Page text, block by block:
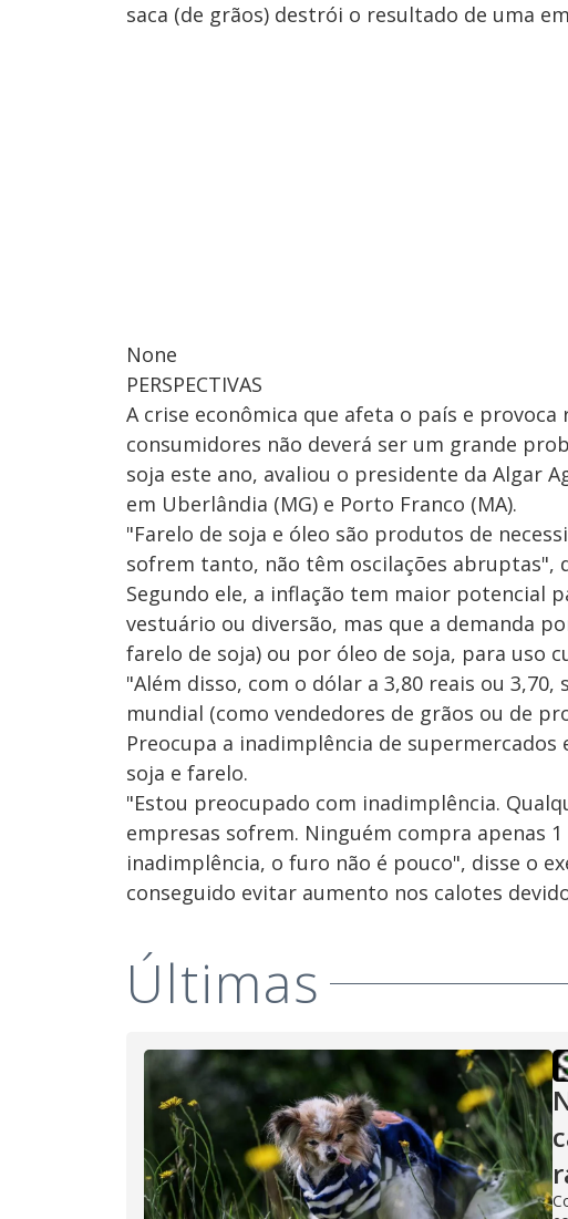
saca (de grãos) destrói o resultado de uma
None
PERSPECTIVAS
A crise econômica que afeta o país e
consumidores não deverá ser um grande
soja este ano, avaliou o presidente da Algar
em Uberlândia (MG) e Porto Franco (MA).
"Farelo de soja e óleo são produtos de
sofrem tanto, não têm oscilações abruptas",
Segundo ele, a inflação tem maior potencial
vestuário ou diversão, mas que a demanda
farelo de soja) ou por óleo de soja, para uso
"Além disso, com o dólar a 3,80 reais ou
mundial (como vendedores de grãos ou de
Preocupa a inadimplência de
soja e farelo.
"Estou preocupado com inadimplência.
empresas sofrem. Ninguém compra apenas
inadimplência, o furo não é pouco", disse o
conseguido evitar aumento nos calotes
Últimas